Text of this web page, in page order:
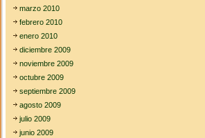
marzo 2010
febrero 2010
enero 2010
diciembre 2009
noviembre 2009
octubre 2009
septiembre 2009
agosto 2009
julio 2009
junio 2009